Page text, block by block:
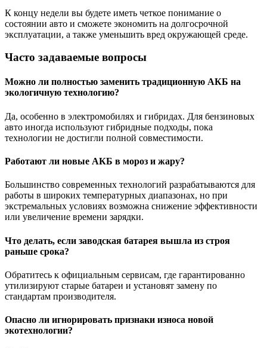
К концу недели вы будете иметь четкое понимание о
состоянии авто и сможете экономить на долгосрочной
эксплуатации, а также уменьшить вред окружающей среде.
Часто задаваемые вопросы
Можно ли полностью заменить традиционную АКБ на
экологичную технологию?
Да, особенно в электромобилях и гибридах. Для бензиновых
авто иногда используют гибридные подходы, пока
технологии не достигли полной совместимости.
Работают ли новые АКБ в мороз и жару?
Большинство современных технологий разрабатываются для
работы в широких температурных диапазонах, но при
экстремальных условиях возможна снижение эффективности
или увеличение времени зарядки.
Что делать, если заводская батарея вышла из строя
раньше срока?
Обратитесь к официальным сервисам, где гарантированно
утилизируют старые батареи и установят замену по
стандартам производителя.
Опасно ли игнорировать признаки износа новой
экотехнологии?